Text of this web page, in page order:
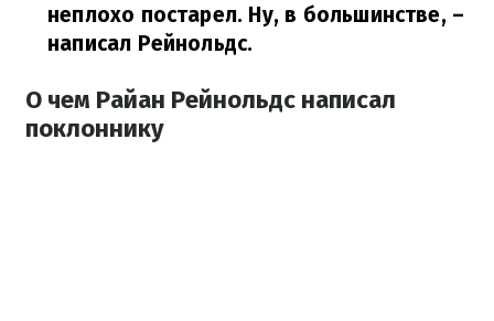
неплохо постарел. Ну, в большинстве, –
написал Рейнольдс.
О чем Райан Рейнольдс написал
поклоннику